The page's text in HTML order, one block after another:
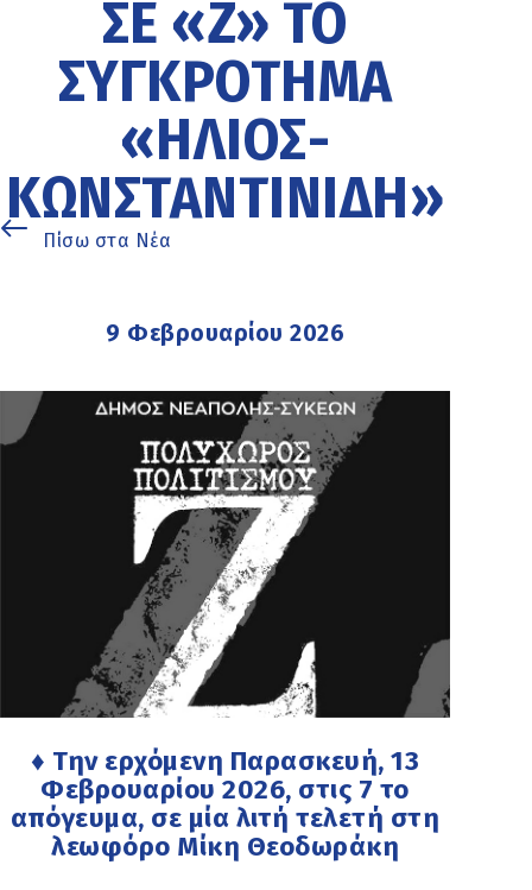
ΣΕ «Z» ΤΟ
ΣΥΓΚΡΌΤΗΜΑ
«ΉΛΙΟΣ-
ΚΩΝΣΤΑΝΤΙΝΊΔΗ»
Πίσω στα Νέα
9 Φεβρουαρίου 2026
♦ Την ερχόμενη Παρασκευή, 13
Φεβρουαρίου 2026, στις 7 το
απόγευμα, σε μία λιτή τελετή στη
λεωφόρο Μίκη Θεοδωράκη